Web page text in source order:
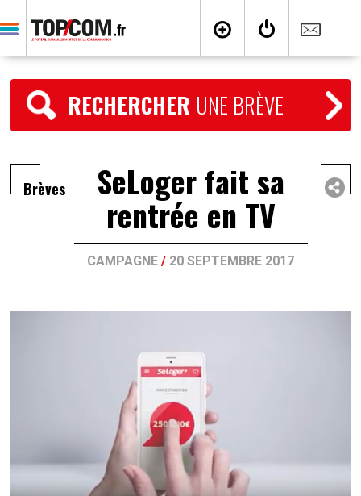
RECHERCHER UNE BRÈVE
Brèves SeLoger fait sa
rentrée en TV
CAMPAGNE / 20 SEPTEMBRE 2017